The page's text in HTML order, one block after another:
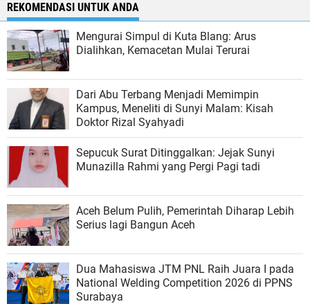
REKOMENDASI UNTUK ANDA
Mengurai Simpul di Kuta Blang: Arus
Dialihkan, Kemacetan Mulai Terurai
Dari Abu Terbang Menjadi Memimpin
Kampus, Meneliti di Sunyi Malam: Kisah
Doktor Rizal Syahyadi
Sepucuk Surat Ditinggalkan: Jejak Sunyi
Munazilla Rahmi yang Pergi Pagi tadi
Aceh Belum Pulih, Pemerintah Diharap Lebih
Serius lagi Bangun Aceh
Dua Mahasiswa JTM PNL Raih Juara I pada
National Welding Competition 2026 di PPNS
Surabaya